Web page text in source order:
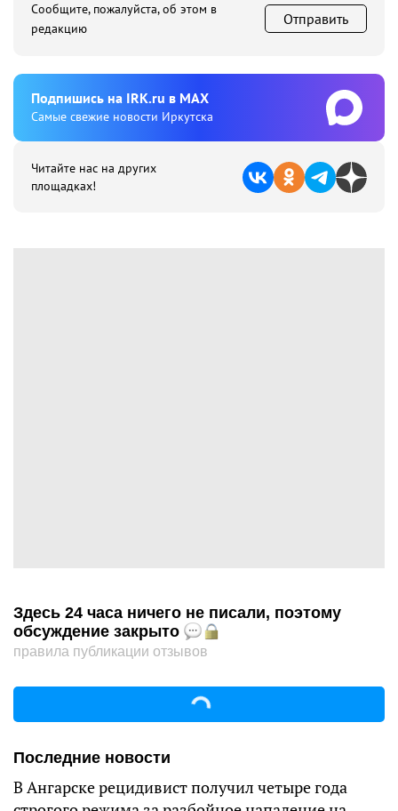
Сообщите, пожалуйста, об этом в
редакцию
Отправить
Подпишиcь на IRK.ru в MAX
Cамые свежие новости Иркутска
Читайте нас на других
площадках!
Здесь 24 часа ничего не писали, поэтому
обсуждение закрыто
правила публикации отзывов
Последние новости
В Ангарске рецидивист получил четыре года